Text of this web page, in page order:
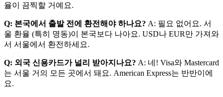
율이 끔찍할 거예요.
Q: 본국에서 출발 전에 환전해야 하나요? A: 필요 없어요. 서
울 환율 (특히 명동)이 본국보다 나아요. USD나 EUR만 가져와
서 서울에서 환전하세요.
Q: 외국 신용카드가 널리 받아지나요? A: 네! Visa와 Mastercard
는 서울 거의 모든 곳에서 돼요. American Express는 반반이에
요.